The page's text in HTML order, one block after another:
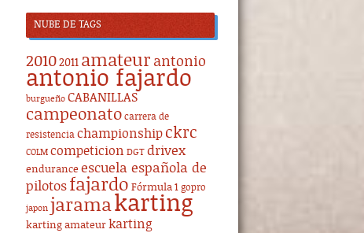
NUBE DE TAGS
20102011 amateur antonio
antonio fajardo
burgueño CABANILLAS
campeonato carrera de
resistencia championship ckrc
COLM competicion DGT drivex
endurance escuela española de
pilotos fajardo Fórmula 1 gopro
japon jaramakarting
karting amateur karting